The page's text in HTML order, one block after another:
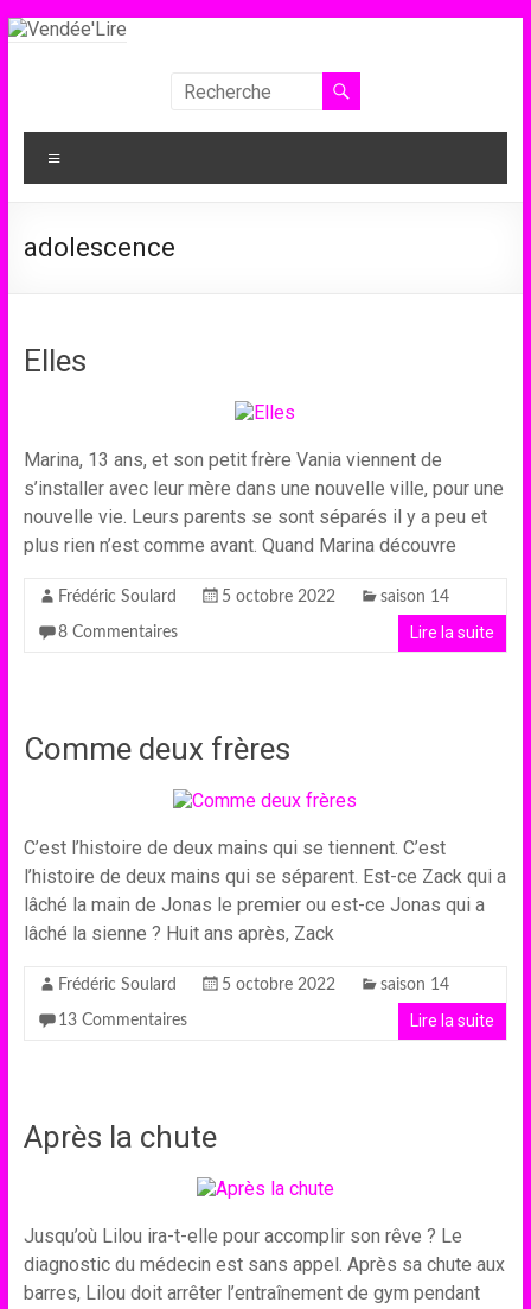
Aller
Vendée'Lire
Le
prix
collégiens
adolescence
Elles
Marina, 13 ans, et son petit frère Vania viennent de
s’installer avec leur mère dans une nouvelle ville, pour une
nouvelle vie. Leurs parents se sont séparés il y a peu et
plus rien n’est comme avant. Quand Marina découvre
Frédéric Soulard 5 octobre 2022 saison 14
8 Commentaires Lire la suite
Comme deux frères
C’est l’histoire de deux mains qui se tiennent. C’est
l’histoire de deux mains qui se séparent. Est-ce Zack qui a
lâché la main de Jonas le premier ou est-ce Jonas qui a
lâché la sienne ? Huit ans après, Zack
Frédéric Soulard 5 octobre 2022 saison 14
13 Commentaires Lire la suite
Après la chute
Jusqu’où Lilou ira-t-elle pour accomplir son rêve ? Le
diagnostic du médecin est sans appel. Après sa chute aux
barres, Lilou doit arrêter l’entraînement de gym pendant